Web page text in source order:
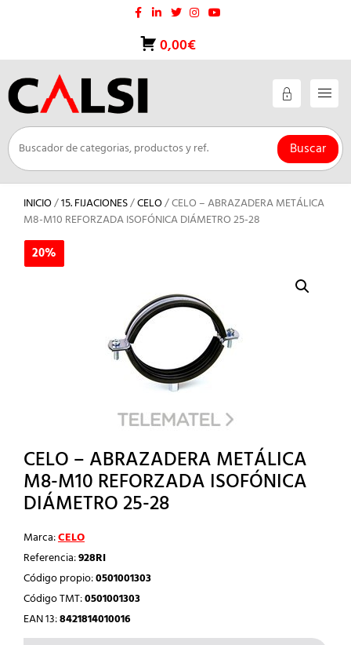
0,00€
Buscar
INICIO/15. FIJACIONES/CELO/ CELO – ABRAZADERA METÁLICA
M8-M10 REFORZADA ISOFÓNICA DIÁMETRO 25-28
20%
CELO – ABRAZADERA METÁLICA
M8-M10 REFORZADA ISOFÓNICA
DIÁMETRO 25-28
Marca:CELO
Referencia:928RI
Código propio:0501001303
Código TMT:0501001303
EAN 13:8421814010016
20%